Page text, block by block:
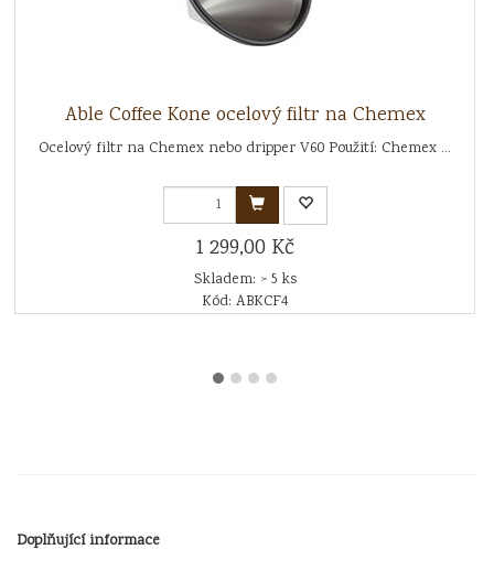
Able Coffee Kone ocelový filtr na Chemex
Ocelový filtr na Chemex nebo dripper V60 Použití: Chemex ...
1 299,00 Kč
Skladem: > 5 ks
Kód: ABKCF4
Doplňující informace